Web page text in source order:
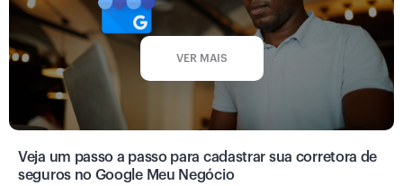
VER MAIS
Veja um passo a passo para cadastrar sua corretora de
seguros no Google Meu Negócio